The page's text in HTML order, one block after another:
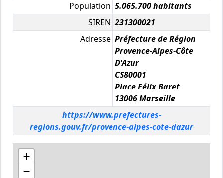
Population 5.065.700 habitants
SIREN 231300021
Adresse Préfecture de Région
Provence-Alpes-Côte
D'Azur
CS80001
Place Félix Baret
13006 Marseille
https://www.prefectures-
regions.gouv.fr/provence-alpes-cote-dazur
+
−